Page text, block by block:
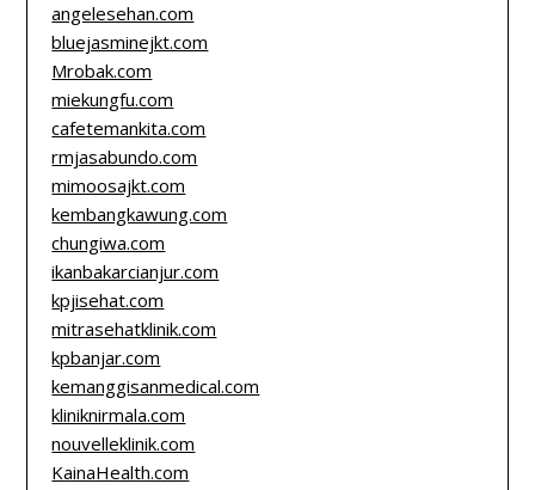
angelesehan.com
bluejasminejkt.com
Mrobak.com
miekungfu.com
cafetemankita.com
rmjasabundo.com
mimoosajkt.com
kembangkawung.com
chungiwa.com
ikanbakarcianjur.com
kpjisehat.com
mitrasehatklinik.com
kpbanjar.com
kemanggisanmedical.com
kliniknirmala.com
nouvelleklinik.com
KainaHealth.com